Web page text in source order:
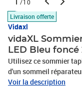
/10
Livraison offerte
Vidaxl
vidaXL
LED Bleu
Utilisez ce sommier
d'un sommeil
coucher. Velours doux
Voir la description